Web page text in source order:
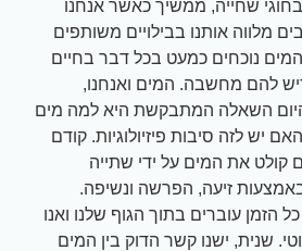
שחייה, ממשיך כאשר אנחנו
מלווה אותנו בבילויים משותפים
נוכחים כמעט בכל דבר בחיים
להם מחשבה. המים ואנחנו,
השאלה המתבקשת היא למה מים
יש לזה סיבות פיזיולוגיות. קודם
קולט את המים על ידי שתייה
זיעה, הפרשה ונשיפה.
הזמן עוברים בתוך הגוף שלנו ואנו
שנית, ישנו קשר הדוק בין המים